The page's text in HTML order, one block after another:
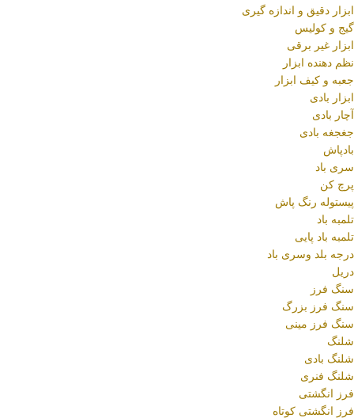
ابزار دقیق و اندازه گیری
گیج و کولیس
ابزار غیر برقی
نظم دهنده ابزار
جعبه و کیف ابزار
ابزار بادی
آچار بادی
جغجغه بادی
بادپاش
سری باد
پرچ کن
پیستوله رنگ پاش
تلمبه باد
تلمبه باد پایی
درجه بلد وسری باد
دریل
سنگ فرز
سنگ فرز بزرگ
سنگ فرز مینی
شلنگ
شلنگ بادی
شلنگ فنری
فرز انگشتی
فرز انگشتی کوتاه